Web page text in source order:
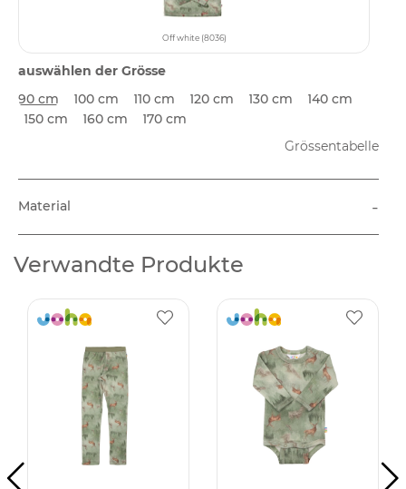
Off white (8036)
auswählen der Grösse
90 cm
100 cm 110 cm 120 cm 130 cm
140 cm
150 cm
160 cm
170 cm
Grössentabelle
Material -
Verwandte Produkte